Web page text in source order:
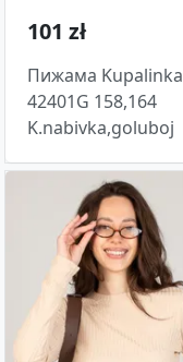
101 zł
Пижама Kupalinka
42401G 158,164
K.nabivka,goluboj